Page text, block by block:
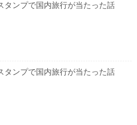
タンプで国内旅行が当たった話
タンプで国内旅行が当たった話